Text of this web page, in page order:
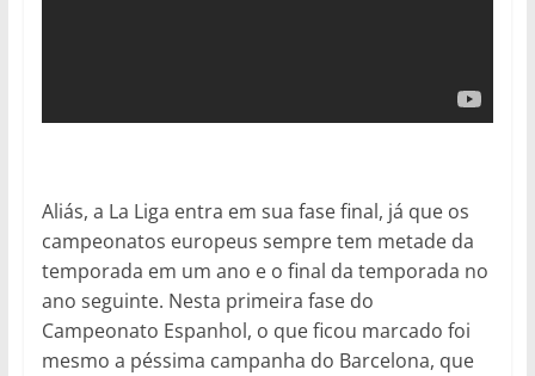
Aliás, a La Liga entra em sua fase final, já que os
campeonatos europeus sempre tem metade da
temporada em um ano e o final da temporada no
ano seguinte. Nesta primeira fase do
Campeonato Espanhol, o que ficou marcado foi
mesmo a péssima campanha do Barcelona, que